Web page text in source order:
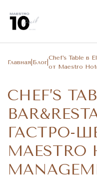
Главная Блог
Chef’s Table в
от Maestro
CHEF’S
ГАСТРО-
MAESTRO